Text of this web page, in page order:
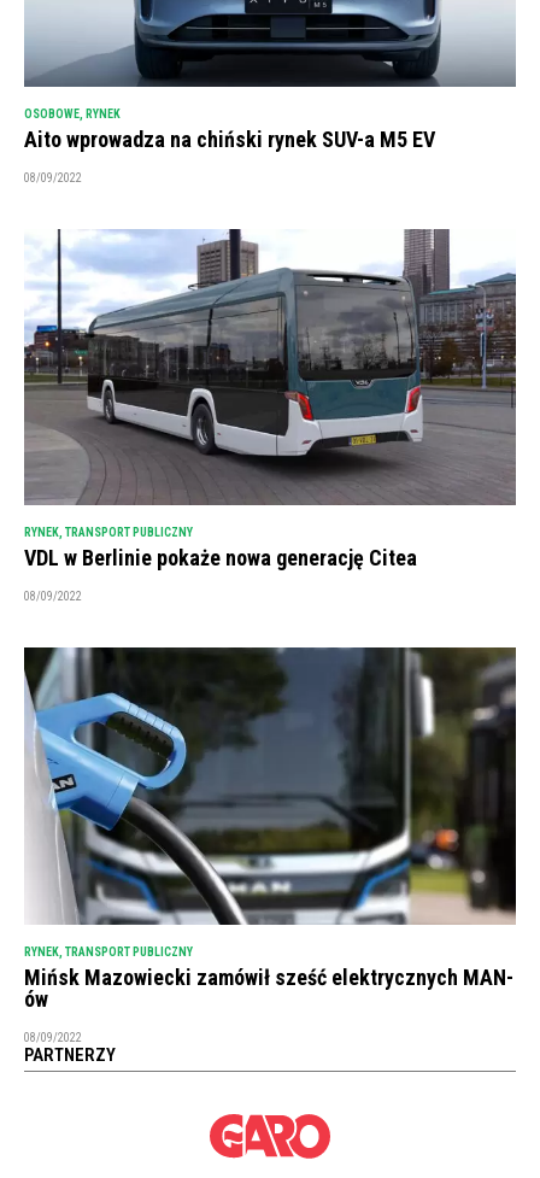
OSOBOWE RYNEK
Aito wprowadza na chiński rynek SUV-a M5 EV
08/09/2022
RYNEK, TRANSPORT PUBLICZNY
VDL w Berlinie pokaże nowa generację Citea
08/09/2022
RYNEK TRANSPORT PUBLICZNY
Mińsk Mazowiecki zamówił sześć elektrycznych MAN-
ów
08/09/2022
PARTNERZY